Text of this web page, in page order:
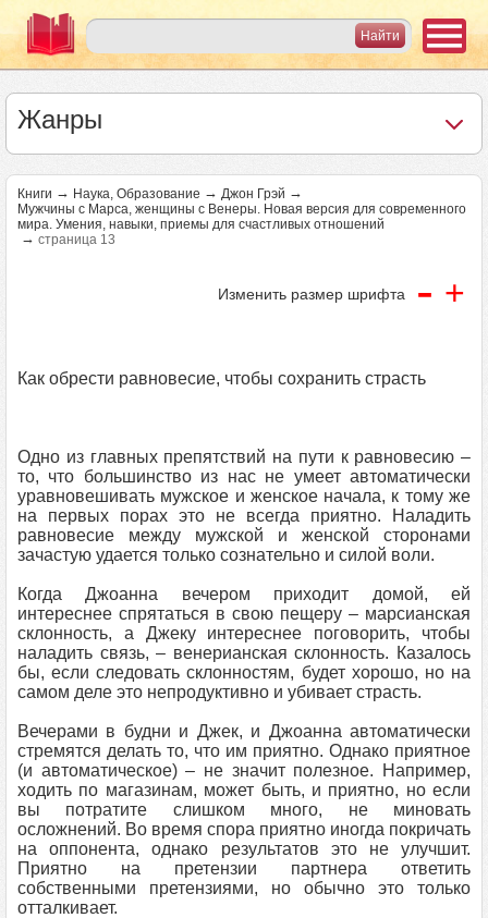
Жанры
Книги → Наука, Образование → Джон Грэй →
Мужчины с Марса, женщины с Венеры. Новая версия для современного
мира. Умения, навыки, приемы для счастливых отношений
→ страница 13
Изменить размер шрифта - +
Как обрести равновесие, чтобы сохранить страсть
Одно из главных препятствий на пути к равновесию –
то, что большинство из нас не умеет автоматически
уравновешивать мужское и женское начала, к тому же
на первых порах это не всегда приятно. Наладить
равновесие между мужской и женской сторонами
зачастую удается только сознательно и силой воли.
Когда Джоанна вечером приходит домой, ей
интереснее спрятаться в свою пещеру – марсианская
склонность, а Джеку интереснее поговорить, чтобы
наладить связь, – венерианская склонность. Казалось
бы, если следовать склонностям, будет хорошо, но на
самом деле это непродуктивно и убивает страсть.
Вечерами в будни и Джек, и Джоанна автоматически
стремятся делать то, что им приятно. Однако приятное
(и автоматическое) – не значит полезное. Например,
ходить по магазинам, может быть, и приятно, но если
вы потратите слишком много, не миновать
осложнений. Во время спора приятно иногда покричать
на оппонента, однако результатов это не улучшит.
Приятно на претензии партнера ответить
собственными претензиями, но обычно это только
отталкивает.